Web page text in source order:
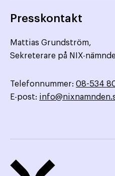
Presskontakt
Mattias Grundström,
Sekreterare på NIX-
Telefonnummer: 08-534
E-post: